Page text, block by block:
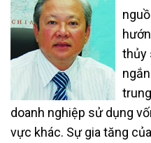
thủy
doanh nghiệp sử dụng
vực khác. Sự gia tăng